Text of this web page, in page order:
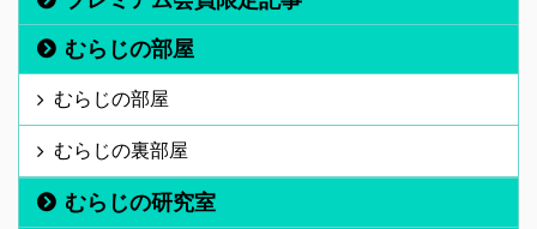
むらじの部屋
むらじの部屋
むらじの裏部屋
むらじの研究室